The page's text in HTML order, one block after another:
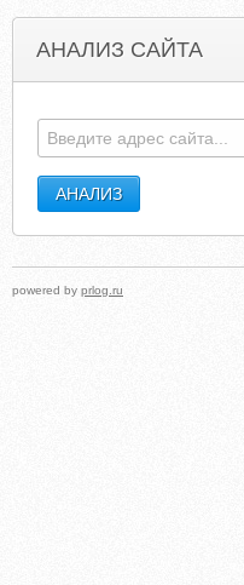
АНАЛИЗ САЙТА
powered by prlog.ru